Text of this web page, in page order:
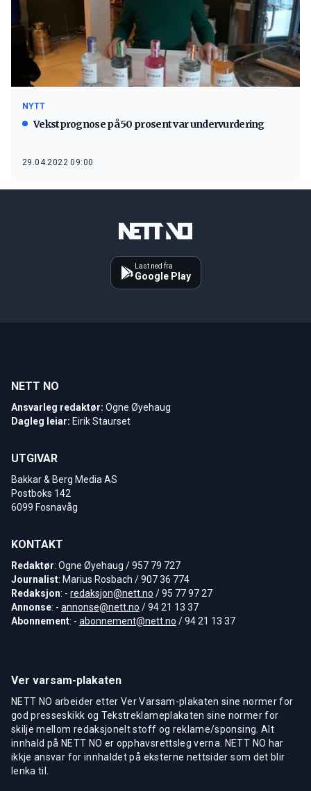
NYTT
Vekstprognose på 50 prosent var undervurdering
29.04.2022 09:00
Last ned fra
Google Play
NETT NO
Ansvarleg redaktør: Ogne Øyehaug
Dagleg leiar: Eirik Staurset
UTGIVAR
Bakkar & Berg Media AS
Postboks 142
6099 Fosnavåg
KONTAKT
Redaktør: Ogne Øyehaug / 957 79 727
Journalist: Marius Rosbach / 907 36 774
Redaksjon: - redaksjon@nett.no / 95 77 97 27
Annonse: - annonse@nett.no / 94 21 13 37
Abonnement: - abonnement@nett.no / 94 21 13 37
Ver varsam-plakaten
NETT NO arbeider etter Ver Varsam-plakaten sine normer for
god presseskikk og Tekstreklameplakaten sine normer for
skilje mellom redaksjonelt stoff og reklame/sponsing. Alt
innhald på NETT NO er opphavsrettsleg verna. NETT NO har
ikkje ansvar for innhaldet på eksterne nettsider som det blir
lenka til.